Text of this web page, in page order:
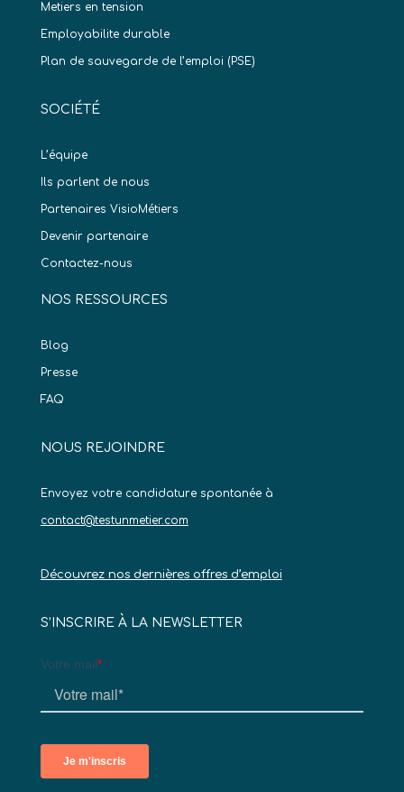
Metiers en tension
Employabilite durable
Plan de sauvegarde de l’emploi (PSE)
SOCIÉTÉ
L’équipe
Ils parlent de nous
Partenaires VisioMétiers
Devenir partenaire
Contactez-nous
NOS RESSOURCES
Blog
Presse
FAQ
NOUS REJOINDRE
Envoyez votre candidature spontanée à
contact@testunmetier.com
Découvrez nos dernières offres d’emploi
S’INSCRIRE À LA NEWSLETTER